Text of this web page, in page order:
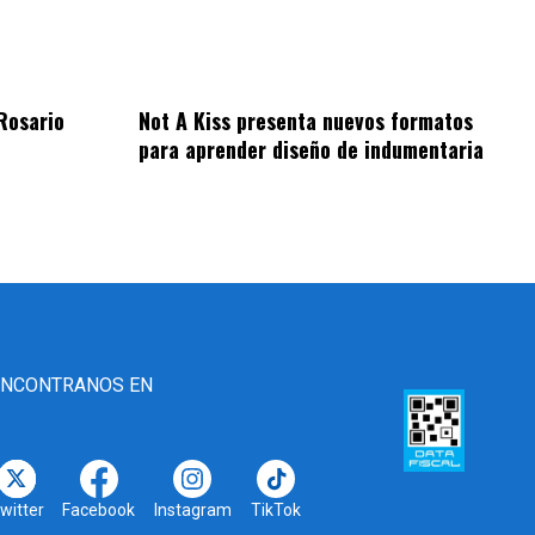
Not A Kiss presenta nuevos formatos
para aprender diseño de indumentaria
EN
Facebook Instagram TikTok